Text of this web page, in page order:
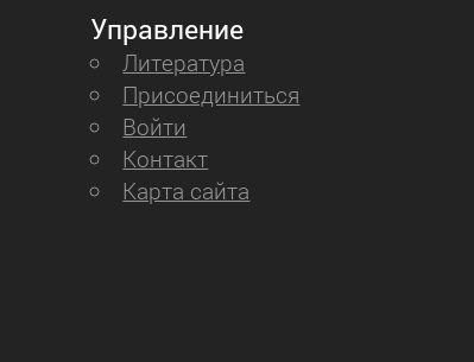
Управление
Литература
Присоединиться
Войти
Контакт
Карта сайта